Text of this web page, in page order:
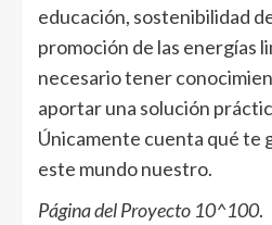
educación, sostenibilidad
promoción de las energías
necesario tener
aportar una solución
Únicamente cuenta qué te
este mundo nuestro.
Página del Proyecto 10^100.